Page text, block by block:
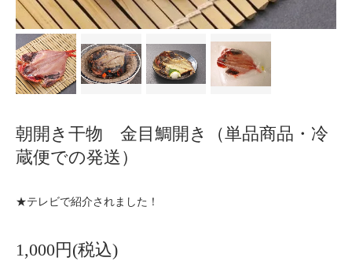
朝開き干物 金目鯛開き（単品商品・冷
蔵便での発送）
★テレビで紹介されました！
1,000円(税込)